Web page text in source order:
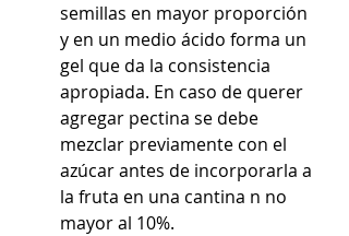
semillas en mayor proporción
y en un medio ácido forma un
gel que da la consistencia
apropiada. En caso de querer
agregar pectina se debe
mezclar previamente con el
azúcar antes de incorporarla a
la fruta en una cantina n no
mayor al 10%.